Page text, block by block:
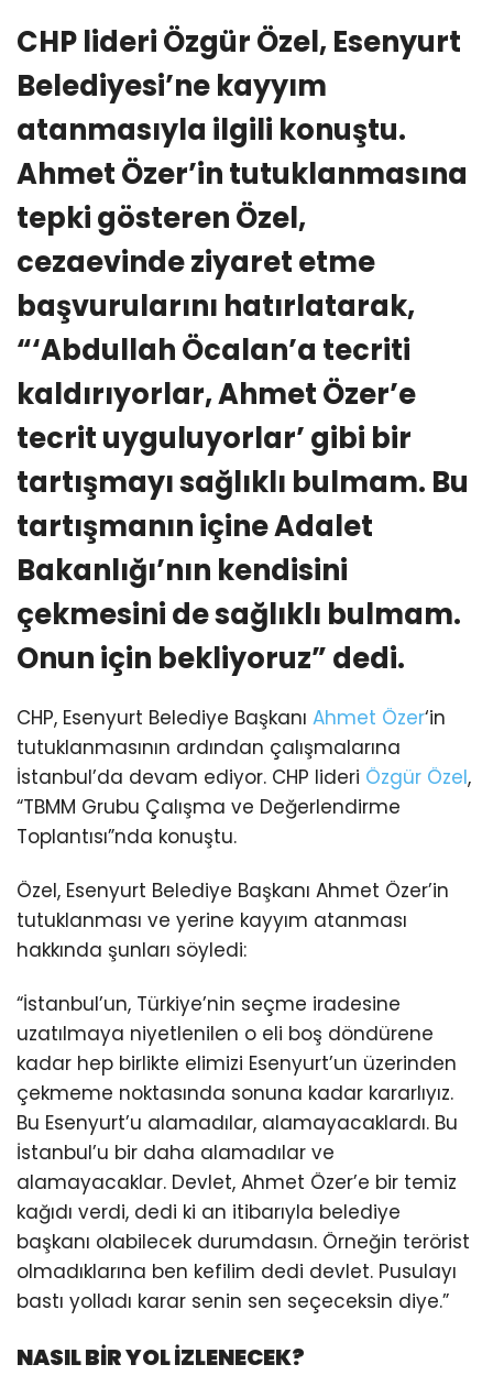
CHP lideri Özgür Özel, Esenyurt
Belediyesi’ne kayyım
atanmasıyla ilgili konuştu.
Ahmet Özer’in tutuklanmasına
tepki gösteren Özel,
cezaevinde ziyaret etme
başvurularını hatırlatarak,
“‘Abdullah Öcalan’a tecriti
kaldırıyorlar, Ahmet Özer’e
tecrit uyguluyorlar’ gibi bir
tartışmayı sağlıklı bulmam. Bu
tartışmanın içine Adalet
Bakanlığı’nın kendisini
çekmesini de sağlıklı bulmam.
Onun için bekliyoruz” dedi.
CHP, Esenyurt Belediye Başkanı Ahmet Özer‘in
tutuklanmasının ardından çalışmalarına
İstanbul’da devam ediyor. CHP lideri Özgür Özel,
“TBMM Grubu Çalışma ve Değerlendirme
Toplantısı”nda konuştu.
Özel, Esenyurt Belediye Başkanı Ahmet Özer’in
tutuklanması ve yerine kayyım atanması
hakkında şunları söyledi:
“İstanbul’un, Türkiye’nin seçme iradesine
uzatılmaya niyetlenilen o eli boş döndürene
kadar hep birlikte elimizi Esenyurt’un üzerinden
çekmeme noktasında sonuna kadar kararlıyız.
Bu Esenyurt’u alamadılar, alamayacaklardı. Bu
İstanbul’u bir daha alamadılar ve
alamayacaklar. Devlet, Ahmet Özer’e bir temiz
kağıdı verdi, dedi ki an itibarıyla belediye
başkanı olabilecek durumdasın. Örneğin terörist
olmadıklarına ben kefilim dedi devlet. Pusulayı
bastı yolladı karar senin sen seçeceksin diye.”
NASIL BİR YOL İZLENECEK?